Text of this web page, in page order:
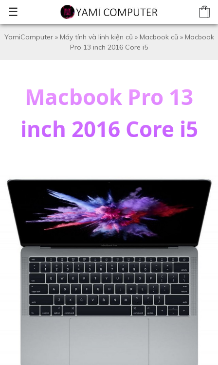
☰
YamiComputer» Máy tính và linh kiện cũ » Macbook cũ » Macbook
Pro 13 inch 2016 Core i5
Macbook Pro 13
inch 2016 Core i5